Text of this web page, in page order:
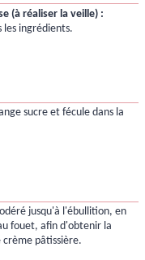
(à réaliser la veille) :
les ingrédients.
sucre et fécule dans la
jusqu'à l'ébullition, en
fouet, afin d'obtenir la
pâtissière.